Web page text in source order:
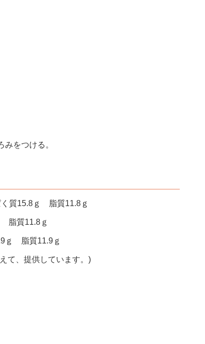
をつける。
質15.8ｇ 脂質11.8ｇ
脂質11.8ｇ
ｇ 脂質11.9ｇ
て、提供しています。)